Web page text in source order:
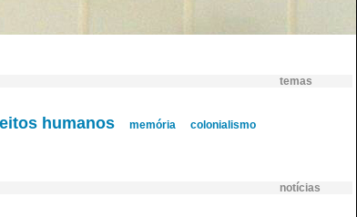
temas
humanos memória
colonialismo
notícias